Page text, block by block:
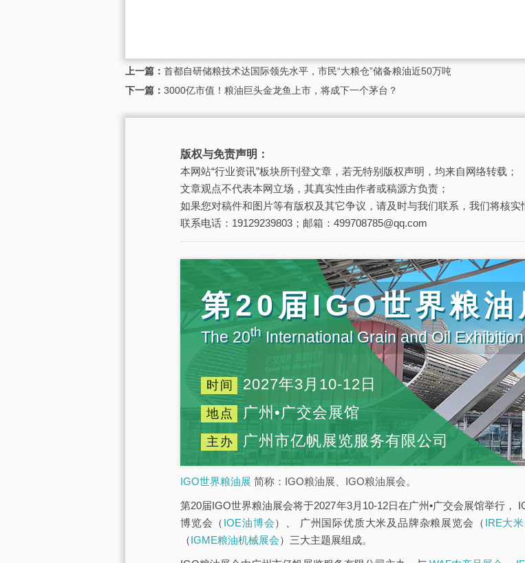
上一篇： 首都自研储粮技术达国际领先水平，市民“大粮仓”储备粮油近50万吨
下一篇： 3000亿市值！粮油巨头金龙鱼上市，将成下一个茅台？
版权与免责声明：
本网站“行业资讯”板块所刊登文章，若无特别版权声明，均来自网络转载；
文章观点不代表本网立场，其真实性由作者或稿源方负责；
如果您对稿件和图片等有版权及其它争议，请及时与我们联系，我们将核实
联系电话：19129239803；邮箱：499708785@qq.com
第20届IGO世界粮油
The 20thInternational Grain and Oil
时间 2027年3月10-12日
地点 广州•广交会展馆
主办 广州市亿帆展览服务有限公司
IGO世界粮油展 简称：IGO粮油展、IGO粮油展会。
第20届IGO世界粮油展会将于2027年3月10-12日在广州•广交会展馆举行，
博览会（ IOE油博会）、 广州国际优质大米及品牌杂粮展览会（ IRE大
（IGME粮油机械展会）三大主题展组成。